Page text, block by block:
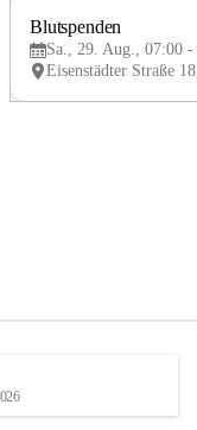
e
u
e
d
Blutspenden
Sa., 29. Aug., 07:00 -